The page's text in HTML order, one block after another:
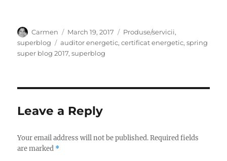
Author
Carmen
Posted
on
March 19, 2017 Categories
Produse/servicii,
superblog
Tags
auditor energetic,certificat energetic,spring
super blog 2017,superblog
Leave a Reply
Your email address will not be published. Required fields
are marked *